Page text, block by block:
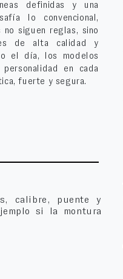
definidas y una
lo convencional,
no siguen reglas, sino
de alta calidad y
el día, los modelos
personalidad en cada
fuerte y segura.
calibre, puente y
si la montura